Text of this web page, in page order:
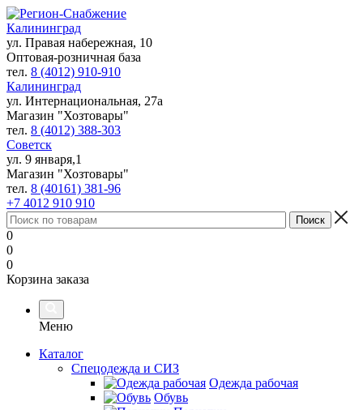
Калининград
ул. Правая набережная, 10
Оптовая-розничная база
тел. 8 (4012) 910-910
Калининград
ул. Интернациональная, 27а
Магазин "Хозтовары"
тел. 8 (4012) 388-303
Советск
ул. 9 января,1
Магазин "Хозтовары"
тел. 8 (40161) 381-96
+7 4012 910 910
0
0
0
Корзина заказа
Меню
Каталог
Спецодежда и СИЗ
Одежда рабочая
Обувь